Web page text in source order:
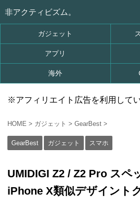
非アクティビズム。
ガジェット
アプリ
海外
※アフィリエイト広告を利用して
HOME > ガジェット > GearBest >
GearBest ガジェット スマホ
UMIDIGI Z2 / Z2 Pro スペ
iPhone X類似デザイント